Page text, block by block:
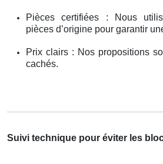
Pièces certifiées : Nous
pièces d’origine pour garantir
Prix clairs : Nos propositions
cachés.
Suivi technique pour éviter les